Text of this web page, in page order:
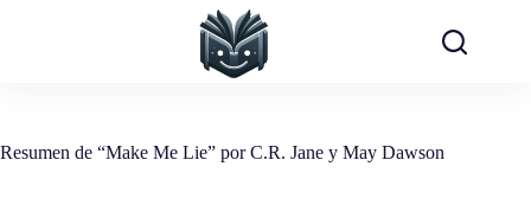
Resumen de “Make Me Lie” por C.R. Jane y May Dawson